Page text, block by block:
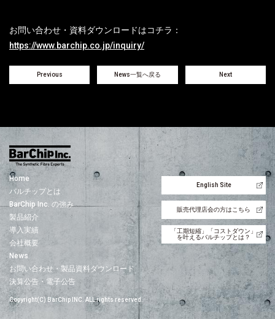
お問い合わせ・資料ダウンロードはコチラ：
https://www.barchip.co.jp/inquiry/
Previous News一覧へ戻る Next
Home
バルチップとは
BarChip Inc. の強み
製品紹介
導入実績
会社概要
News
お問い合わせ・製品資料ダウンロード
決算公告・電子公告
Copyright(C) BarChip INC. ALL rights reserved.
English Site
販売代理店会の方はこちら
「工期短縮」「コストダウン」
を叶えるバルチップとは？